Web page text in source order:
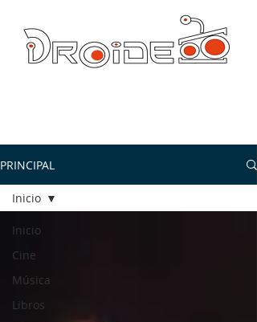
PRINCIPAL
Inicio
Cine
Música
Libros
Inicio